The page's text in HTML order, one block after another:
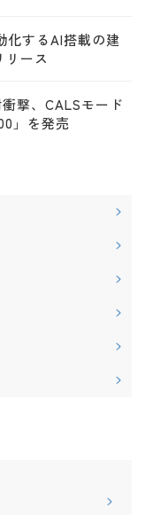
するAI搭載の建
ース
撃、CALSモード
」を発売